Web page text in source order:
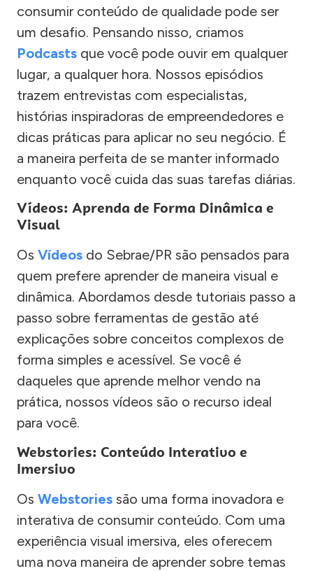
consumir conteúdo de qualidade pode ser
um desafio. Pensando nisso, criamos
Podcasts que você pode ouvir em qualquer
lugar, a qualquer hora. Nossos episódios
trazem entrevistas com especialistas,
histórias inspiradoras de empreendedores e
dicas práticas para aplicar no seu negócio. É
a maneira perfeita de se manter informado
enquanto você cuida das suas tarefas diárias.
Vídeos: Aprenda de Forma Dinâmica e
Visual
Os Vídeos do Sebrae/PR são pensados para
quem prefere aprender de maneira visual e
dinâmica. Abordamos desde tutoriais passo a
passo sobre ferramentas de gestão até
explicações sobre conceitos complexos de
forma simples e acessível. Se você é
daqueles que aprende melhor vendo na
prática, nossos vídeos são o recurso ideal
para você.
Webstories: Conteúdo Interativo e
Imersivo
Os Webstories são uma forma inovadora e
interativa de consumir conteúdo. Com uma
experiência visual imersiva, eles oferecem
uma nova maneira de aprender sobre temas